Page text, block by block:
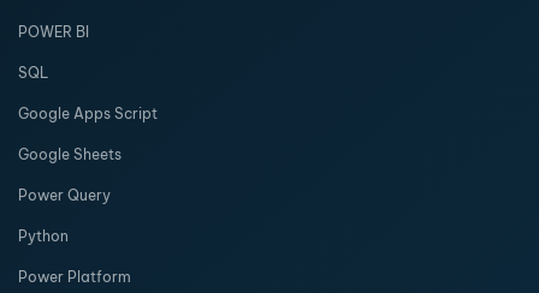
POWER BI
SQL
Google Apps Script
Google Sheets
Power Query
Python
Power Platform